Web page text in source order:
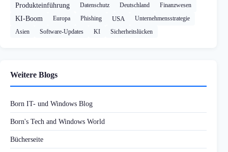
Produkteinführung Datenschutz Deutschland Finanzwesen
KI-Boom Europa Phishing USA
Unternehmensstrategie
Asien
Software-Updates KI Sicherheitslücken
Weitere Blogs
Born IT- und Windows Blog
Born's Tech and Windows World
Bücherseite